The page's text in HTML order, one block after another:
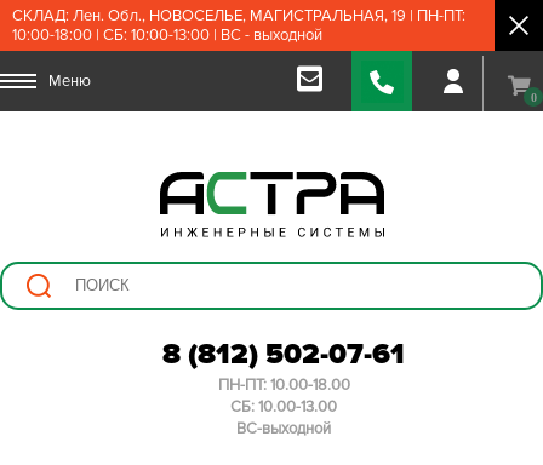
СКЛАД: Лен. Обл., НОВОСЕЛЬЕ, МАГИСТРАЛЬНАЯ, 19 | ПН-ПТ:
10:00-18:00 | СБ: 10:00-13:00 | ВС - выходной
Меню
0
8 (812) 502-07-61
ПН-ПТ: 10.00-18.00
СБ: 10.00-13.00
ВС-выходной